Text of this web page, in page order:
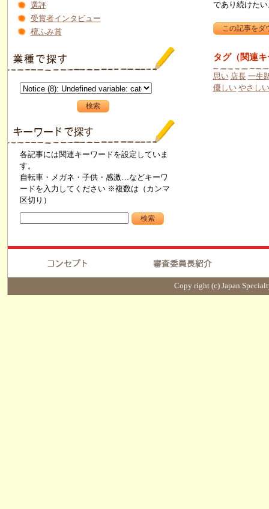
選評
受賞者インタビュー
檀ふみ賞
各記事には関連キーワードを設定していま
す。
自転車・メガネ・子供・感激…などキーワ
ードを入力してください ※複数は（カンマ
区切り）
であり続けた
タグ（関連
思い 店長 一生
優しい やさしい
Copy right (c) Japan